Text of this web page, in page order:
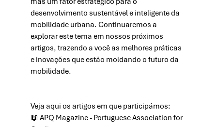
desenvolvimento sustentável e inteligente da
mobilidade urbana. Continuaremos a
explorar este tema em nossos próximos
artigos, trazendo a você as melhores práticas
e inovações que estão moldando o futuro da
mobilidade.
Veja aqui os artigos em que participámos:
📖 APQ Magazine - Portuguese Association for